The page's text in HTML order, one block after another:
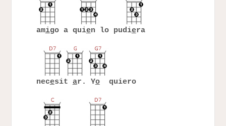
amigo a quien lo pudiera
necesit ar. Yoquiero